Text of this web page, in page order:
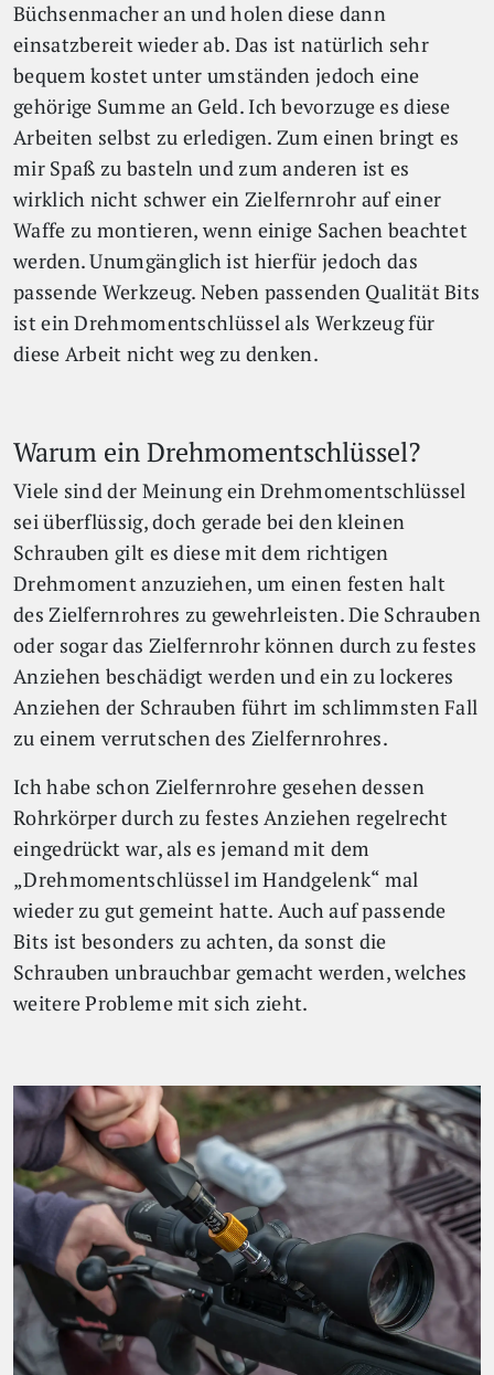
Büchsenmacher an und holen diese dann
einsatzbereit wieder ab. Das ist natürlich sehr
bequem kostet unter umständen jedoch eine
gehörige Summe an Geld. Ich bevorzuge es diese
Arbeiten selbst zu erledigen. Zum einen bringt es
mir Spaß zu basteln und zum anderen ist es
wirklich nicht schwer ein Zielfernrohr auf einer
Waffe zu montieren, wenn einige Sachen beachtet
werden. Unumgänglich ist hierfür jedoch das
passende Werkzeug. Neben passenden Qualität Bits
ist ein Drehmomentschlüssel als Werkzeug für
diese Arbeit nicht weg zu denken.
Warum ein Drehmomentschlüssel?
Viele sind der Meinung ein Drehmomentschlüssel
sei überflüssig, doch gerade bei den kleinen
Schrauben gilt es diese mit dem richtigen
Drehmoment anzuziehen, um einen festen halt
des Zielfernrohres zu gewehrleisten. Die Schrauben
oder sogar das Zielfernrohr können durch zu festes
Anziehen beschädigt werden und ein zu lockeres
Anziehen der Schrauben führt im schlimmsten Fall
zu einem verrutschen des Zielfernrohres.
Ich habe schon Zielfernrohre gesehen dessen
Rohrkörper durch zu festes Anziehen regelrecht
eingedrückt war, als es jemand mit dem
„Drehmomentschlüssel im Handgelenk“ mal
wieder zu gut gemeint hatte. Auch auf passende
Bits ist besonders zu achten, da sonst die
Schrauben unbrauchbar gemacht werden, welches
weitere Probleme mit sich zieht.